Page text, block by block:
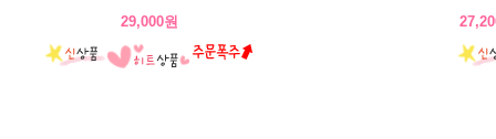
29,000원